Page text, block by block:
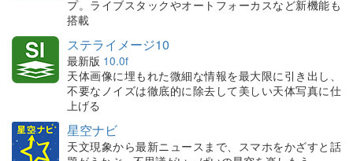
プ。ライブスタックやオートフォーカスなど新機能も
搭載
ステライメージ10
最新版 10.0f
天体画像に埋もれた微細な情報を最大限に引き出し、
不要なノイズは徹底的に除去して美しい天体写真に仕
上げる
星空ナビ
天文現象から最新ニュースまで、スマホをかざすと話